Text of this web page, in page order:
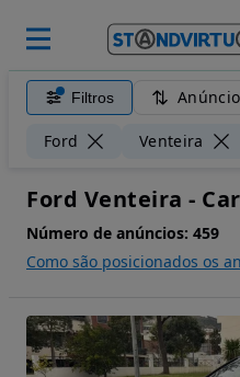
Filtros
Ford Venteira
Ford Venteira -
Número de anúncios: 459
Como são posicionados os